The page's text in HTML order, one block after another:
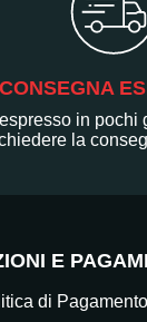
CONSEGNA
in pochi
la
E
di Pagamento